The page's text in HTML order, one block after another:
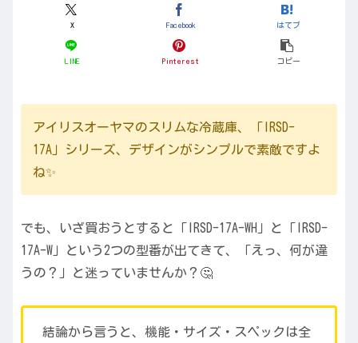
X Facebook はてブ
LINE Pinterest コピー
アイリスオーヤマのスリムな冷蔵庫、「IRSD-
17A」シリーズ、デザインがシンプルで素敵ですよ
ね✨
でも、いざ買おうとすると「IRSD-17A-WH」と「IRSD-
17A-W」という2つの型番が出てきて、「えっ、何が違
うの？」と迷っていませんか？🤔
結論から言うと、機能・サイズ・スペックは全